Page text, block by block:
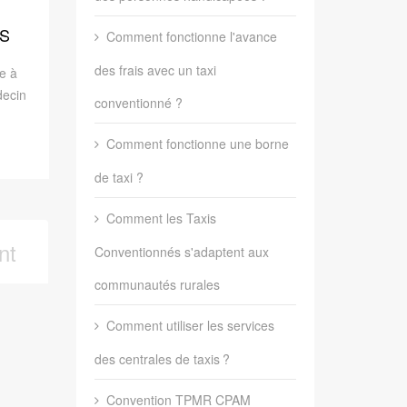
à
un
Comment fonctionne l'avance
des frais avec un taxi
conventionné ?
Comment fonctionne une borne
de taxi ?
Comment les Taxis
Conventionnés s'adaptent aux
communautés rurales
Comment utiliser les services
des centrales de taxis ?
Convention TPMR CPAM